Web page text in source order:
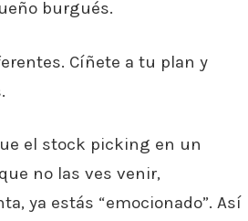
burgués.
Cíñete a tu plan y
el stock picking en un
no las ves venir,
ya estás “emocionado”. Así